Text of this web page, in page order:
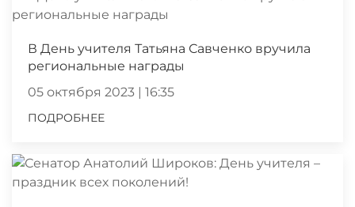
В День учителя Татьяна Савченко вручила
региональные награды
05 октября 2023 | 16:35
ПОДРОБНЕЕ